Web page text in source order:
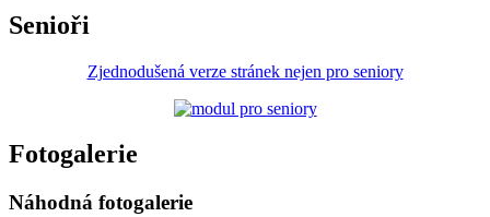
Senioři
Zjednodušená verze stránek nejen pro seniory
Fotogalerie
Náhodná fotogalerie